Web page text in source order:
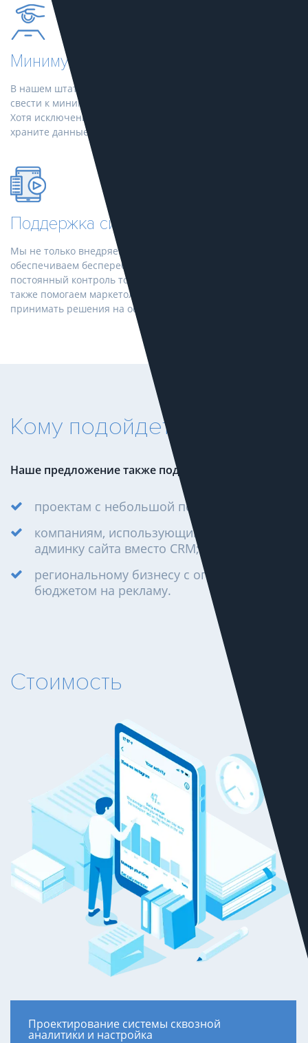
Минимум затрат на внедрение
В нашем штате есть все необходимые специалисты, чтобы
свести к минимуму участие заказчика в процессе запуска.
Хотя исключения все же бывают, например, если вы
храните данные о продажах в 1С.
Поддержка системы
Мы не только внедряем сквозную аналитику, но и
обеспечиваем бесперебойную работу системы и
постоянный контроль точности собираемой статистики. А
также помогаем маркетологам и ответственным лицам
принимать решения на основе полученных данных.
Кому подойдет?
Наше предложение также подойдет:
проектам с небольшой посещаемостью;
компаниям, использующим 1С или
админку сайта вместо CRM;
региональному бизнесу с ограниченным
бюджетом на рекламу.
Стоимость
Проектирование системы сквозной
аналитики и настройка